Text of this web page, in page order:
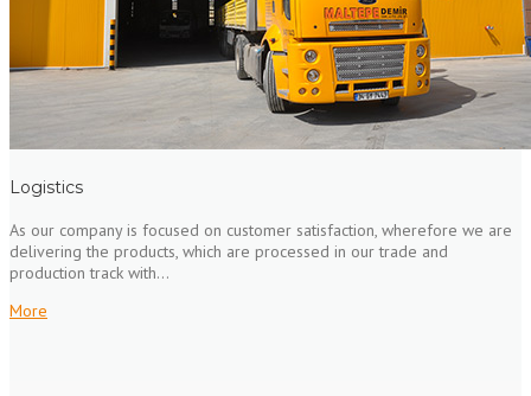
Logistics
As our company is focused on customer satisfaction, wherefore we are
delivering the products, which are processed in our trade and
production track with...
More